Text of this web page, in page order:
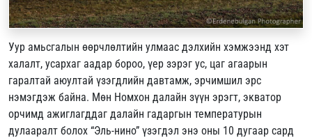
Уур амьсгалын өөрчлөлтийн улмаас дэлхийн хэмжээнд хэт
халалт, усархаг аадар бороо, үер зэрэг ус, цаг агаарын
гаралтай аюултай үзэгдлийн давтамж, эрчимшил эрс
нэмэгдэж байна. Мөн Номхон далайн зүүн эрэгт, экватор
орчимд ажиглагддаг далайн гадаргын температурын
дулааралт болох “Эль-нино” үзэгдэл энэ оны 10 дугаар сард